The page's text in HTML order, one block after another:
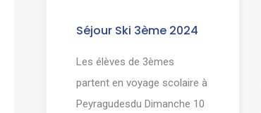
Séjour Ski 3ème 2024
Les élèves de 3èmes
partent en voyage scolaire à
Peyragudesdu Dimanche 10